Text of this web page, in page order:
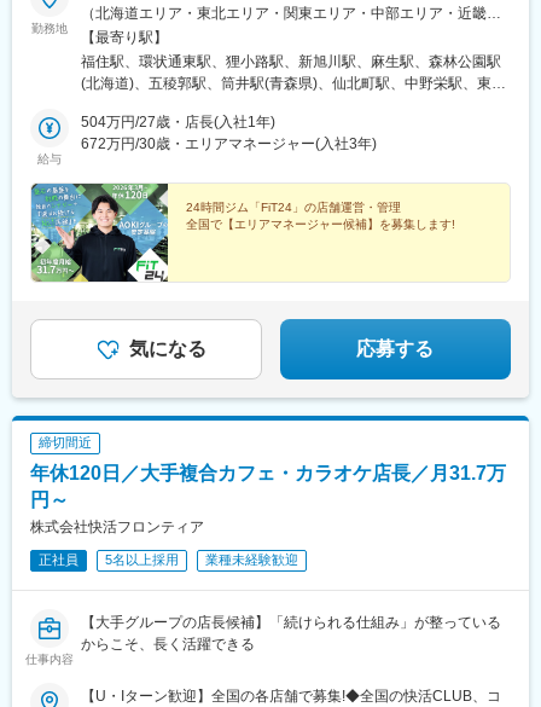
柱駅、関内駅、谷町九丁目駅、大阪ビジネスパーク駅、高槻駅、
ＪＲ河内永和駅、伝法駅、守口駅、今里駅(近鉄線)、ドーム前駅、
四ツ橋駅、七条駅、神戸三宮駅(阪急・神戸高速)、六甲道駅、山陽
明石駅、長田駅(神戸市営)、川西池田駅、宝塚南口駅、高速神戸
駅、山陽姫路駅、新宿駅、有楽町駅、神田駅(東京都)、中崎町駅、
天王寺駅、西早稲田駅、京急蒲田駅、西新宿五丁目駅、飛鳥山
駅、府中本町駅、千葉中央駅、京成八幡駅、水道橋駅、品川シー
輪ゲートウェイ駅、みのり台駅、日ノ出町駅、四天王寺前夕陽ケ
丘駅、大阪城北詰駅、河内永和駅、土居駅(大阪府)、ドーム前千代
崎駅、長堀橋駅、五条駅(京都市営)、三ノ宮駅、ハーバーランド駅
勤務地
（北海道エリア・東北エリア・関東エリア・中部エリア・近畿エ
リア・中国エリア・四国エリア・九州エリア）◆本社：神奈川県
横浜市都筑区北山田3-1-50＜アクセス＞横浜市営地下鉄グリーン
ライン「北山田」駅より徒歩7分※受動喫煙対策：各拠点屋内禁煙
【最寄り駅】
福住駅、環状通東駅、狸小路駅、新旭川駅、麻生駅、森林公園駅
(北海道)、五稜郭駅、筒井駅(青森県)、仙北町駅、中野栄駅、東北
駅、安積永盛駅、南福島駅、高崎駅、竜舞駅、新伊勢崎駅、前橋
大島駅、片貝駅、本庄駅、鴻巣駅、小木津駅、上菅谷駅、荒川沖
日山駅、平田駅(長野県)、市役所前駅(長野県)、信濃吉田駅、川中
島駅、屋代駅、額住宅前駅、サンドーム西駅、八千代中央駅、五
井駅、公津の杜駅、都賀駅、佐倉駅、実籾駅、西登戸駅、八千代
台駅、八木崎駅、新田駅(埼玉県)、上尾駅、蓮田駅、草加駅、東川
口駅、一ノ割駅、小手指駅、入間市駅、狭山市駅、元加治駅、箱
原駅、小田急相模原駅、平塚駅、本厚木駅、辻堂駅、鴨宮駅、螢
田駅、千鳥町駅、大森駅(東京都)、センター南駅、北山田駅(神奈
川県)、二俣川駅、弘明寺駅(京急線)、鶴ケ峰駅、三島広小路駅、
西宮北口駅、香櫨園駅、飾磨駅、中松江駅、西条駅(広島県)、梶栗
郷台地駅、櫛ケ浜駅、宇多津駅、円行寺口駅、知寄町三丁目駅、
下大利駅、永犬丸駅、竹下駅、徳力公団前駅、大塔駅、南熊本
西４丁目駅、三俣駅、新鎌ケ谷駅、権堂駅、馬替駅、みどり台
駅、布田駅、武蔵新田駅、大森海岸駅、井土ケ谷駅、門戸厄神
駅、さくら夙川駅、三ケ森駅、守恒駅、すすきの駅、長野駅、西
給与
504万円/27歳・店長(入社1年)
672万円/30歳・エリアマネージャー(入社3年)
24時間ジム「FiT24」の店舗運営・管理
全国で【エリアマネージャー候補】を募集します!
気になる 応募する
締切間近
年休120日／大手複合カフェ・カラオケ店長／月31.7万
円～
株式会社快活フロンティア
正社員 5名以上採用 業種未経験歓迎
仕事内容
【大手グループの店長候補】「続けられる仕組み」が整っている
からこそ、長く活躍できる
【U・Iターン歓迎】全国の各店舗で募集!◆全国の快活CLUB、コ